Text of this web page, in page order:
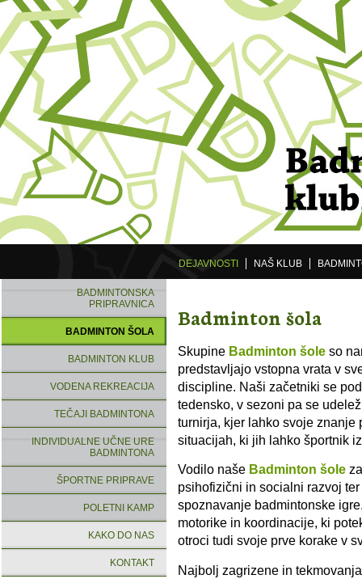
DEJAVNOSTI NAŠ KLUB
BADMINTONSKA
PRIPRAVNICA
BADMINTON ŠOLA
BADMINTON KLUB
VODENA REKREACIJA
TEČAJI BADMINTONA
INDIVIDUALNE UČNE URE
BADMINTONA
ŠPORTNE PRIPRAVE
POLETNI KAMP
KAKO DO NAS
KONTAKT
Badminton šola
Skupine Badminton šole so
predstavljajo vstopna vrata v
discipline. Naši začetniki se
tedensko, v sezoni pa se
turnirja, kjer lahko svoje
situacijah, ki jih lahko športnik
Vodilo naše Badminton šole
psihofizični in socialni razvoj
spoznavanje badmintonske
motorike in koordinacije, ki
otroci tudi svoje prve korake v
Najbolj zagrizene in